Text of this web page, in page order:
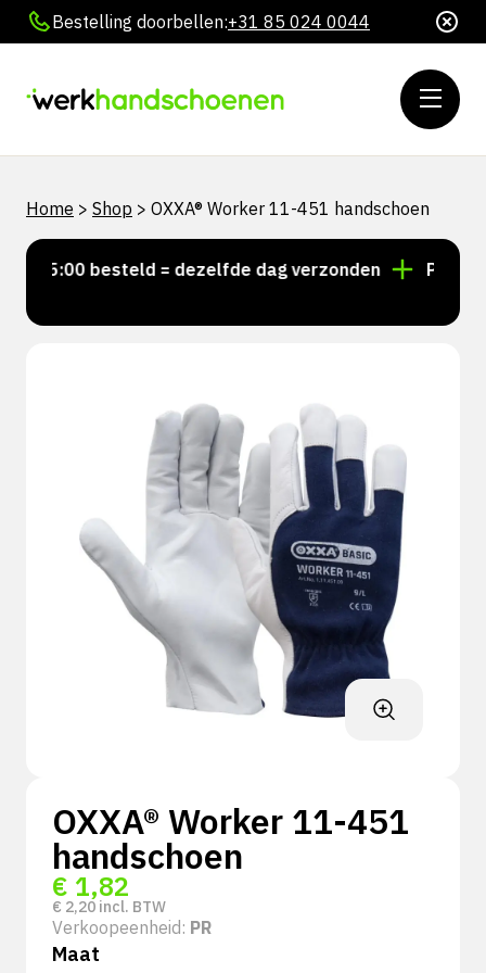
Bestelling doorbellen:+31 85 024 0044
Home > Shop > OXXA® Worker 11-451 handschoen
15:00 besteld = dezelfde dag verzonden
OXXA® Worker 11-451
handschoen
€ 1,82
€ 2,20 incl. BTW
Verkoopeenheid: PR
Maat